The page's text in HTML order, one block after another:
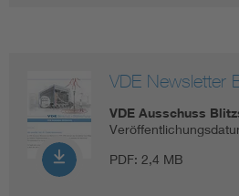
VDE Newsletter
VDE Ausschuss
PDF: 2,4 MB